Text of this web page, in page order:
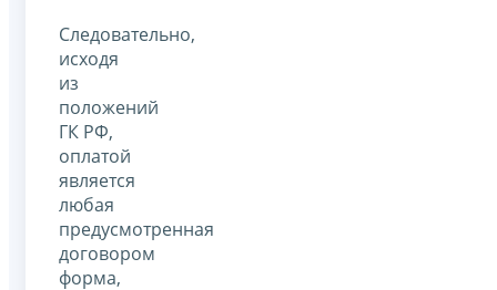
Следовательно,
исходя
из
положений
ГК РФ,
оплатой
является
любая
предусмотренная
договором
форма,